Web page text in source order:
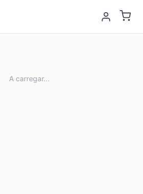
A carregar...